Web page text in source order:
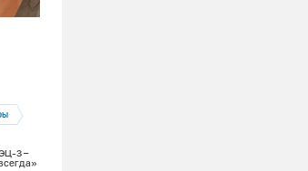
3 –